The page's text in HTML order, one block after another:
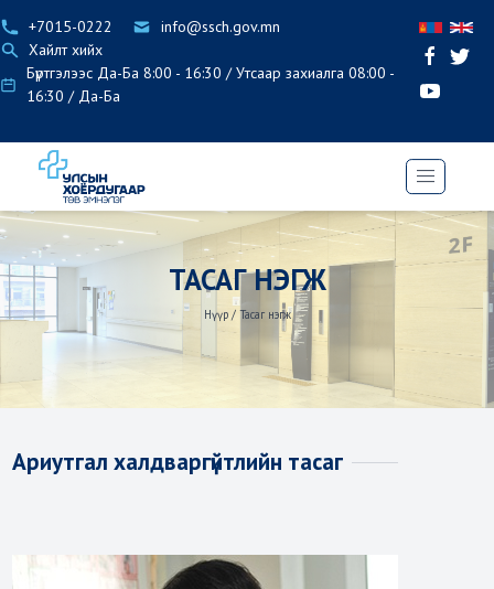
+7015-0222
info@ssch.gov.mn
Хайлт хийх
Бүртгэлээс Да-Ба 8:00 - 16:30 / Утсаар захиалга 08:00 -
16:30 / Да-Ба
ТАСАГ НЭГЖ
Нүүр / Тасаг нэгж
Ариутгал халдваргүйтлийн тасаг